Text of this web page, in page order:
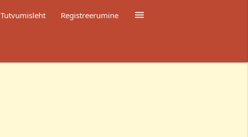

Tutvumisleht Registreerumine